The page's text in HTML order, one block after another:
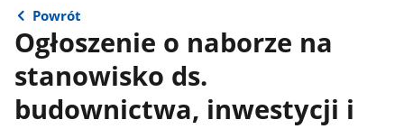
Powrót
Ogłoszenie o naborze na
stanowisko ds.
budownictwa, inwestycji i